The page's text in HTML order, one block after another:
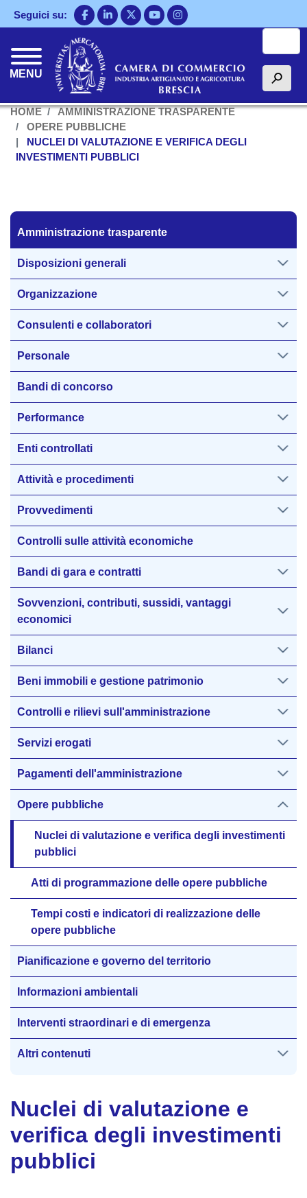
Salta
al
Seguici su:
MENU h
HOME
AMMINISTRAZIONE TRASPARENTE
OPERE PUBBLICHE
NUCLEI DI VALUTAZIONE E VERIFICA DEGLI
INVESTIMENTI PUBBLICI
Nuclei di valutazione e
verifica degli investimenti
pubblici
Amministrazione trasparente
Amministrazione trasparente
Disposizioni generali
Organizzazione
Consulenti e collaboratori
Personale
Bandi di concorso
Performance
Enti controllati
Attività e procedimenti
Provvedimenti
Controlli sulle attività economiche
Bandi di gara e contratti
Sovvenzioni, contributi, sussidi, vantaggi
economici
Bilanci
Beni immobili e gestione patrimonio
Controlli e rilievi sull'amministrazione
Servizi erogati
Pagamenti dell'amministrazione
Opere pubbliche
Nuclei di valutazione e verifica degli investimenti
pubblici
Atti di programmazione delle opere pubbliche
Tempi costi e indicatori di realizzazione delle
opere pubbliche
Pianificazione e governo del territorio
Informazioni ambientali
Interventi straordinari e di emergenza
Altri contenuti